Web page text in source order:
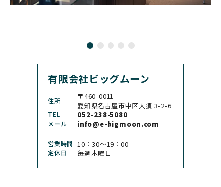
CHANEL
シャネル
CHOPARD
ショパール
CHRISTOPHER WARD
クリストファー・ウォー
CHRONO TOKYO
CHRONOSWISS
クロノスイス
CUERVOY SOBRINOS CVSTOS
有限会社ビッグムーン
住所
〒460-0011
愛知県名古屋市中区大須 3-2-6
TEL 052-238-5080
メール info@e-bigmoon.com
営業時間 10：30〜19：00
定休日 毎週木曜日